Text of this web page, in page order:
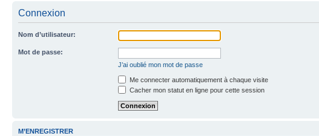
Connexion
Nom d’utilisateur:
Mot de passe:
J’ai oublié mon mot de passe
Me connecter automatiquement à chaque visite
Cacher mon statut en ligne pour cette session
M’ENREGISTRER